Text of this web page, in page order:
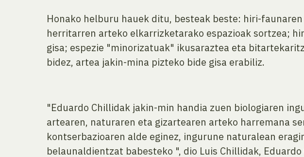
Honako helburu hauek ditu, besteak beste: hiri-
herritarren arteko elkarrizketarako espazioak sortzea;
gisa; espezie "minorizatuak" ikusaraztea eta
bidez, artea jakin-mina pizteko bide gisa erabiliz.
"Eduardo Chillidak jakin-min handia zuen biologiaren
artearen, naturaren eta gizartearen arteko harremana
kontserbazioaren alde eginez, ingurune naturalean
belaunaldientzat babesteko ", dio Luis Chillidak,